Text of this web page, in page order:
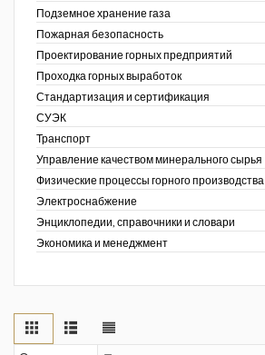
Подземное хранение газа
Пожарная безопасность
Проектирование горных предприятий
Проходка горных выработок
Стандартизация и сертификация
СУЭК
Транспорт
Управление качеством минерального сырья
Физические процессы горного производства
Электроснабжение
Энциклопедии, справочники и словари
Экономика и менеджмент